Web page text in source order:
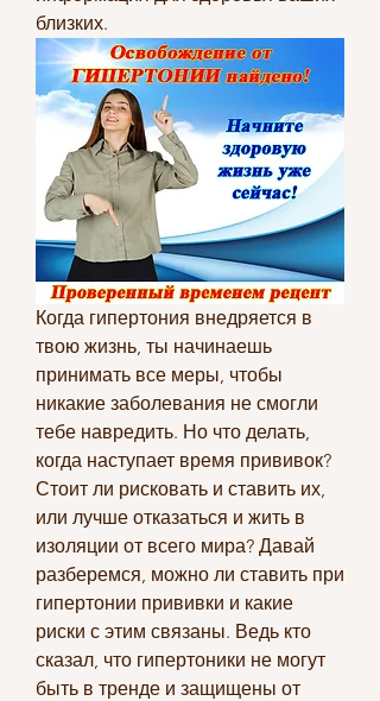
близких.
Когда гипертония внедряется в
твою жизнь, ты начинаешь
принимать все меры, чтобы
никакие заболевания не смогли
тебе навредить. Но что делать,
когда наступает время прививок?
Стоит ли рисковать и ставить их,
или лучше отказаться и жить в
изоляции от всего мира? Давай
разберемся, можно ли ставить при
гипертонии прививки и какие
риски с этим связаны. Ведь кто
сказал, что гипертоники не могут
быть в тренде и защищены от